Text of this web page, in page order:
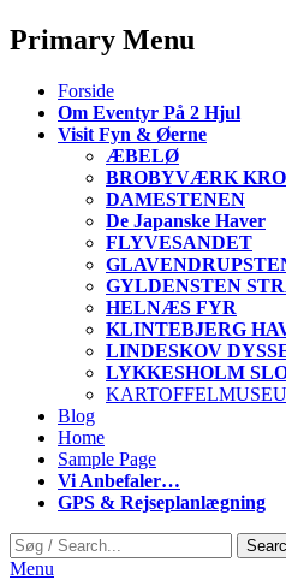
Primary Menu
Forside
Om Eventyr På 2 Hjul
Visit Fyn & Øerne
ÆBELØ
BROBYVÆRK KRO
DAMESTENEN
De Japanske Haver
FLYVESANDET
GYLDENSTEN
HELNÆS FYR
KLINTEBJERG
LINDESKOV
LYKKESHOLM
Blog
Home
Sample Page
Vi Anbefaler…
GPS & Rejseplanlægning
Search
Search
for:
Menu